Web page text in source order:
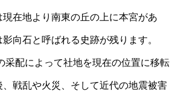
現在地より南東の丘の上に本宮があ
向石と呼ばれる史跡が残ります。
采配によって社地を現在の位置に移転
、戦乱や火災、そして近代の地震被害